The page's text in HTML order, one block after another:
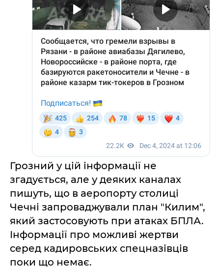
Грозний у цій інформації не
згадується, але у деяких каналах
пишуть, що в аеропорту столиці
Чечні запроваджували план "Килим",
який застосовують при атаках БПЛА.
Інформації про можливі жертви
серед кадировських спецназівців
поки що немає.